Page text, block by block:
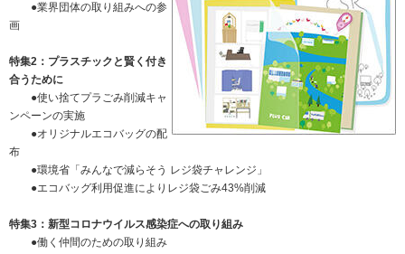
プラスグループのマテリアリティ
働く人に満足を。
社会に満足を。
地球環境に満足を。
●業界団体の取り組みへの参
画
特集2：プラスチックと賢く付き
合うために
●使い捨てプラごみ削減キャ
ンペーンの実施
●オリジナルエコバッグの配
布
●環境省「みんなで減らそう レジ袋チャレンジ」
●エコバッグ利用促進によりレジ袋ごみ43%削減
特集3：新型コロナウイルス感染症への取り組み
●働く仲間のための取り組み